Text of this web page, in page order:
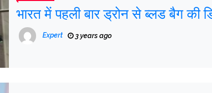
भारत में पहली बार ड्रोन से ब्लड बैग की
Expert 3 years ago